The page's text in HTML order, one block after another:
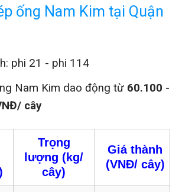
ống Nam Kim tại Quận
phi 21 - phi 114
Nam Kim dao động từ 60.100 -
cây
Trọng
lượng (kg/
cây)
Giá thành
(VNĐ/ cây)